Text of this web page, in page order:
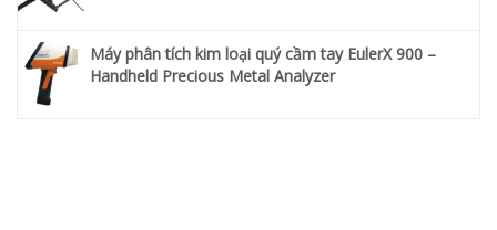
Máy phân tích kim loại quý cầm tay EulerX 900 –
Handheld Precious Metal Analyzer